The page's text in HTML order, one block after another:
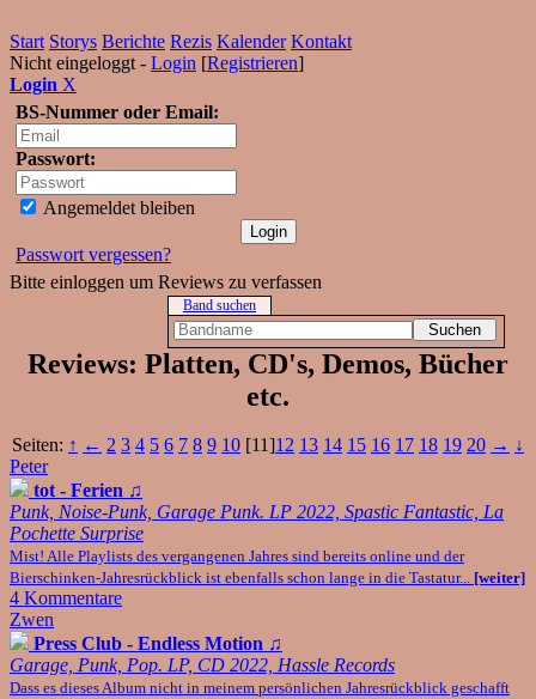
Start Storys Berichte Rezis Kalender Kontakt
Nicht eingeloggt - Login [Registrieren]
Login X
BS-Nummer oder Email:
Passwort:
Angemeldet bleiben
Passwort vergessen?
Bitte einloggen um Reviews zu verfassen
Band suchen
Reviews: Platten, CD's, Demos, Bücher
etc.
Seiten: ↑ ← 2 3 4 5 6 7 8 9 10 [11]12 13 14 15 16 17 18 19 20 → ↓
Peter
tot - Ferien ♫
Punk, Noise-Punk, Garage Punk. LP 2022, Spastic Fantastic, La
Pochette Surprise
Mist! Alle Playlists des vergangenen Jahres sind bereits online und der
Bierschinken-Jahresrückblick ist ebenfalls schon lange in die Tastatur... [weiter]
4 Kommentare
Zwen
Press Club - Endless Motion ♫
Garage, Punk, Pop. LP, CD 2022, Hassle Records
Dass es dieses Album nicht in meinem persönlichen Jahresrückblick geschafft